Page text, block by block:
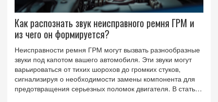
Как распознать звук неисправного ремня ГРМ и
из чего он формируется?
Неисправности ремня ГРМ могут вызвать разнообразные
звуки под капотом вашего автомобиля. Эти звуки могут
варьироваться от тихих шорохов до громких стуков,
сигнализируя о необходимости замены компонента для
предотвращения серьезных поломок двигателя. В статье